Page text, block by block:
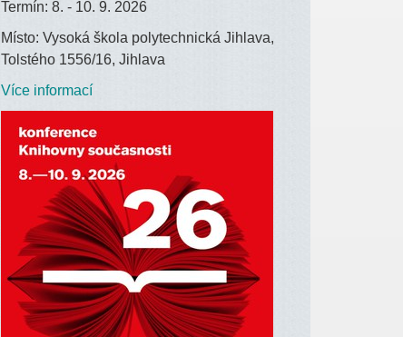
Termín: 8. - 10. 9. 2026
Místo: Vysoká škola polytechnická Jihlava,
Tolstého 1556/16, Jihlava
Více informací